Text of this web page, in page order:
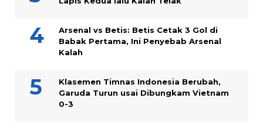
Arsenal vs Betis: Betis Cetak 3 Gol di
Babak Pertama, Ini Penyebab Arsenal
Kalah
Klasemen Timnas Indonesia Berubah,
Garuda Turun usai Dibungkam Vietnam
0-3